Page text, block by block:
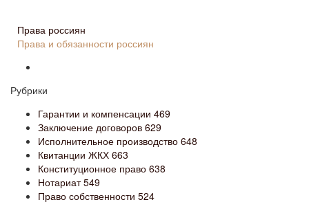
Права россиян
Права и обязанности россиян
Рубрики
Гарантии и компенсации 469
Заключение договоров 629
Исполнительное производство 648
Квитанции ЖКХ 663
Конституционное право 638
Нотариат549
Право собственности 524